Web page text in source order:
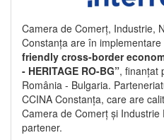
Camera de Comerț, Industrie,
Constanța are în implementare
friendly cross-border
- HERITAGE RO-BG”, finanțat
România - Bulgaria.
CCINA Constanța, care are
Camera de Comerț și
partener.